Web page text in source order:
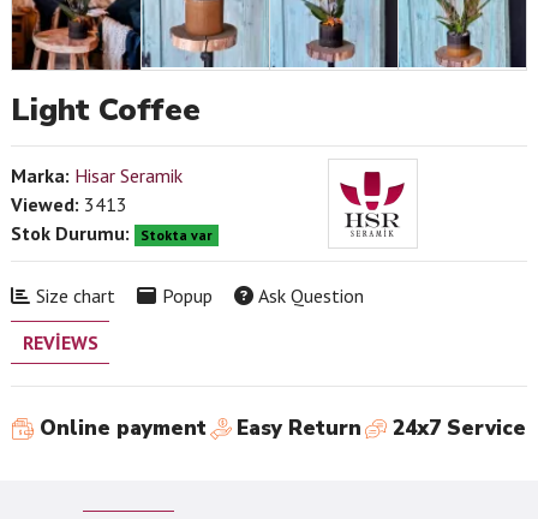
Light Coffee
Marka: Hisar Seramik
Viewed: 3413
Stok Durumu:
Stokta var
Size chart Popup
Ask Question
REVIEWS
Online payment Easy Return 24x7 Service